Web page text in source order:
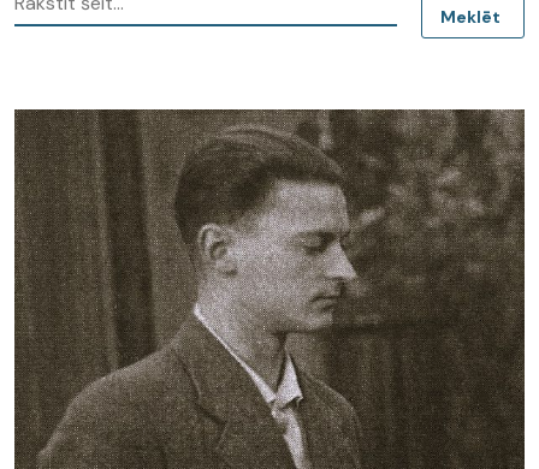
Meklēt